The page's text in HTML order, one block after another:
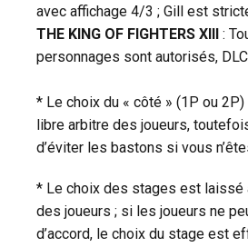
avec affichage 4/3 ; Gill est
THE KING OF FIGHTERS XIII
:
personnages sont autorisés,
* Le choix du « côté » (1P ou
libre arbitre des joueurs,
d’éviter les bastons si vous
* Le choix des stages est laissé
des joueurs ; si les joueurs ne
d’accord, le choix du stage est